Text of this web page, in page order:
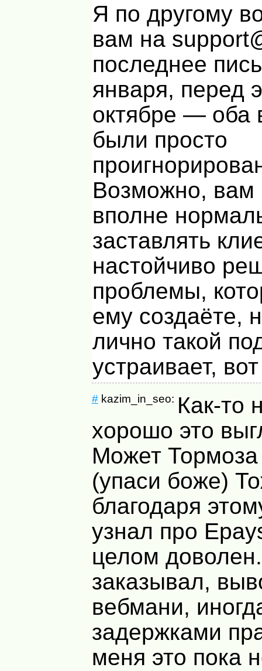
Я по другому
вам на
последнее
января, перед
октябре — оба
были просто
Возможно, вам
вполне
заставлять
настойчиво
проблемы,
ему создаёте,
лично такой
устраивает,
#kazim_in_seo: Как-то
хорошо это
Может
(упаси боже)
благодаря
узнал про
целом
заказывал,
вебмани,
задержками
меня это пока